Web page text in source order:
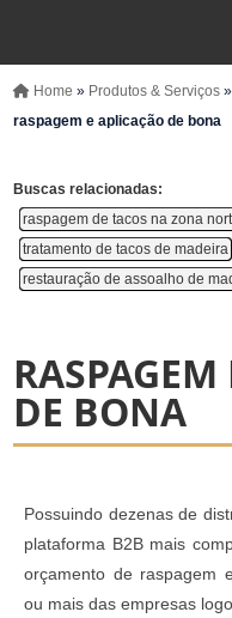
Home » Produtos & Serviços
raspagem e aplicação de bona
Buscas relacionadas:
raspagem de tacos na zona
tratamento de tacos de madeira
restauração de assoalho de
DE BONA
Possuindo dezenas de
plataforma B2B mais
orçamento de raspagem
ou mais das empresas